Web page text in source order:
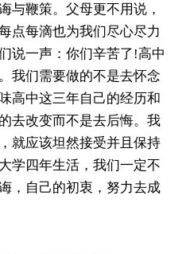
与鞭策。父母更不用说，
点每滴也为我们尽心尽力
说一声：你们辛苦了!高中
我们需要做的不是去怀念
高中这三年自己的经历和
去改变而不是去后悔。我
就应该坦然接受并且保持
学四年生活，我们一定不
，自己的初衷，努力去成